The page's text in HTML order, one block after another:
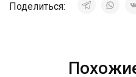
Поделиться: